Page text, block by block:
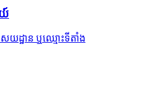
ដ្ឋាន ឬឈ្មោះទីតាំង